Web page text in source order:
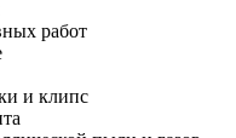
работ
и клипс